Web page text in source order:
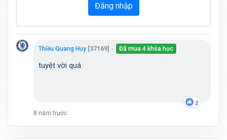
Đăng nhập
Thiều Quang Huy [37169] ● Đã mua 4 khóa học
tuyệt vời quá
2
8 năm trước